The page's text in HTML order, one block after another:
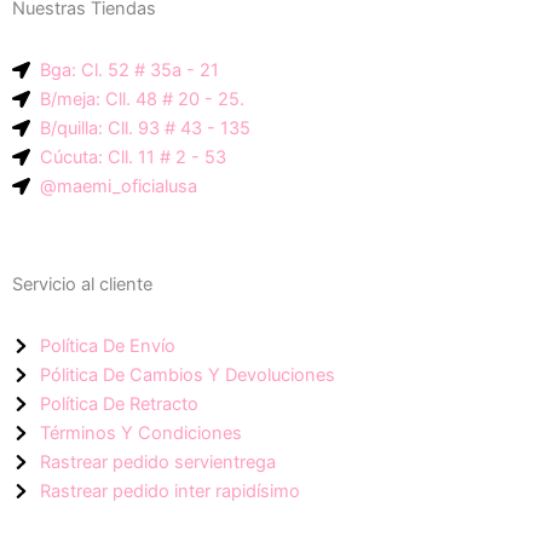
-
i
c
o
n
a
c
e
b
o
o
k
r
a
m
p
p
Nuestras Tiendas
Bga: Cl. 52 # 35a - 21
B/meja: Cll. 48 # 20 - 25.
B/quilla: Cll. 93 # 43 - 135
Cúcuta: Cll. 11 # 2 - 53
@maemi_oficialusa
Servicio al cliente
Política De Envío
Pólitica De Cambios Y Devoluciones
Política De Retracto
Términos Y Condiciones
Rastrear pedido servientrega
Rastrear pedido inter rapidísimo